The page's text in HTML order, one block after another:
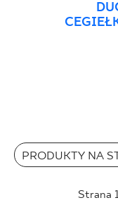
PRODUKTY NA
Strana